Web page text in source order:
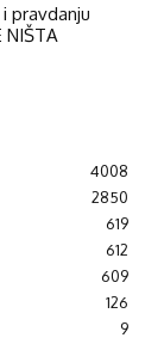
pravdanju
NIŠTA
4008
2850
619
612
609
126
9